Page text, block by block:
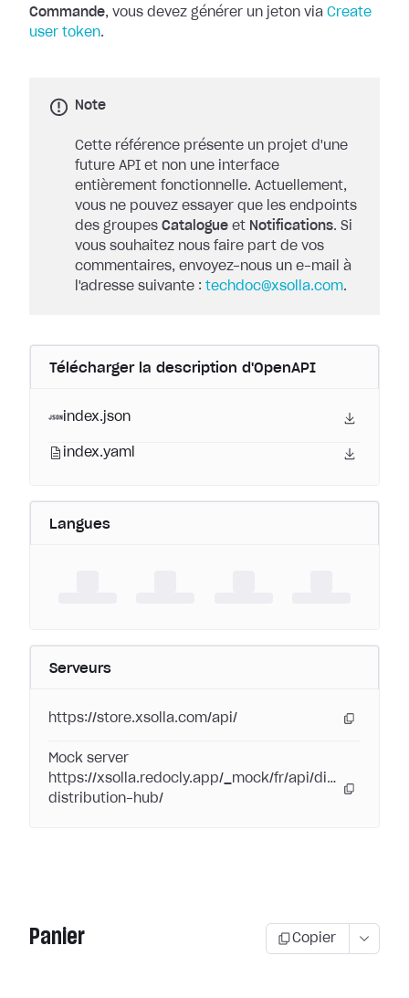
Commande, vous devez générer un jeton via Create
user token.
Note
Cette référence présente un projet d'une
future API et non une interface
entièrement fonctionnelle. Actuellement,
vous ne pouvez essayer que les endpoints
des groupes Catalogue et Notifications. Si
vous souhaitez nous faire part de vos
commentaires, envoyez-nous un e-mail à
l'adresse suivante : techdoc@xsolla.com.
Télécharger la description d'OpenAPI
index.json
index.yaml
Langues
Serveurs
https://store.xsolla.com/api/
Mock server
https://xsolla.redocly.app/_mock/fr/api/digital-
distribution-hub/
Panier Copier